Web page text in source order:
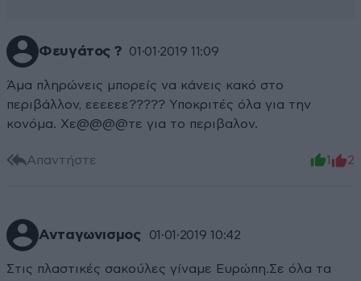
Φευγάτος ? 01·01·2019 11:09
Άμα πληρώνεις μπορείς να κάνεις κακό στο
περιβάλλον, εεεεεε????? Υποκριτές όλα για την
κονόμα. Χε@@@@τε για το περιβαλον.
Απαντήστε 1 2
Ανταγωνισμος 01·01·2019 10:42
Στις πλαστικές σακούλες γίναμε Ευρώπη.Σε όλα τα